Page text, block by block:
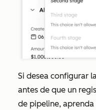
Si desea configurar
antes de que un
de pipeline, aprenda